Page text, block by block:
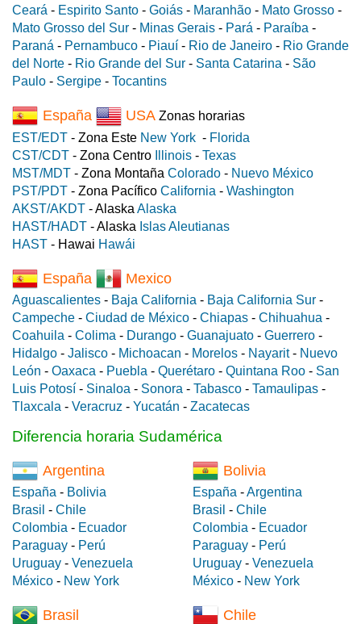
Ceará - Espirito Santo - Goiás - Maranhão - Mato Grosso -
Mato Grosso del Sur - Minas Gerais - Pará - Paraíba -
Paraná - Pernambuco - Piauí - Rio de Janeiro - Rio Grande
del Norte - Rio Grande del Sur - Santa Catarina - São
Paulo - Sergipe - Tocantins
España USA Zonas horarias
EST/EDT - Zona Este New York - Florida
CST/CDT - Zona Centro Illinois - Texas
MST/MDT - Zona Montaña Colorado - Nuevo México
PST/PDT - Zona Pacífico California - Washington
AKST/AKDT - Alaska Alaska
HAST/HADT - Alaska Islas Aleutianas
HAST - Hawai Hawái
España Mexico
Aguascalientes - Baja California - Baja California Sur -
Campeche - Ciudad de México - Chiapas - Chihuahua -
Coahuila - Colima - Durango - Guanajuato - Guerrero -
Hidalgo - Jalisco - Michoacan - Morelos - Nayarit- Nuevo
León - Oaxaca - Puebla - Querétaro - Quintana Roo - San
Luis Potosí - Sinaloa - Sonora - Tabasco - Tamaulipas -
Tlaxcala - Veracruz - Yucatán - Zacatecas
Diferencia horaria Sudamérica
Argentina
España - Bolivia
Brasil - Chile
Colombia - Ecuador
Paraguay - Perú
Uruguay - Venezuela
México - New York
Bolivia
España -Argentina
Brasil - Chile
Colombia - Ecuador
Paraguay - Perú
Uruguay - Venezuela
México - New York
Brasil Chile